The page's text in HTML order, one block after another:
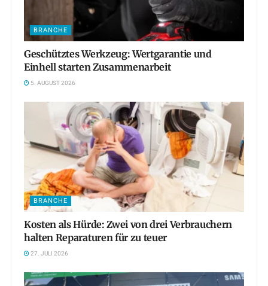
BRANCHE
Geschütztes Werkzeug: Wertgarantie und
Einhell starten Zusammenarbeit
5. AUGUST 2026
BRANCHE
Kosten als Hürde: Zwei von drei Verbrauchern
halten Reparaturen für zu teuer
27. JULI 2026